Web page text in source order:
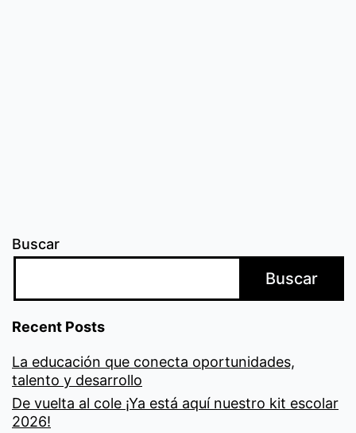
Buscar
Buscar
Recent Posts
La educación que conecta oportunidades,
talento y desarrollo
De vuelta al cole ¡Ya está aquí nuestro kit escolar
2026!